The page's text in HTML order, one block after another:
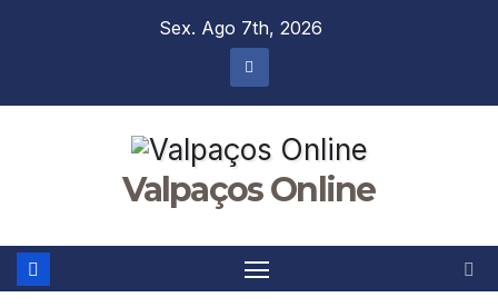
Sex. Ago 7th, 2026
Valpaços Online